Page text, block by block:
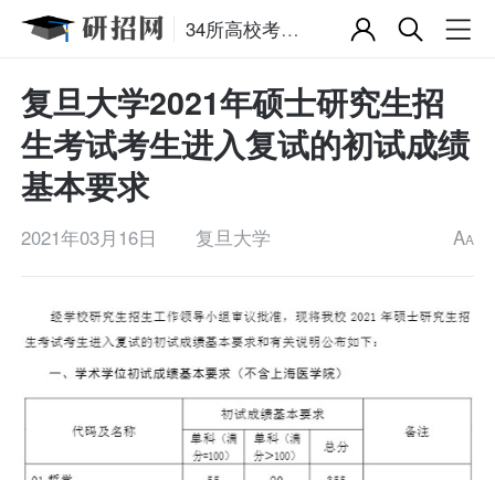
34所高校考研复试分数线
复旦大学2021年硕士研究生招
生考试考生进入复试的初试成绩
基本要求
2021年03月16日 复旦大学 AA